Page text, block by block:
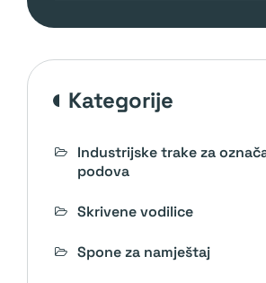
kategorije
Industrijske trake za
podova
Skrivene vodilice
Spone za namještaj